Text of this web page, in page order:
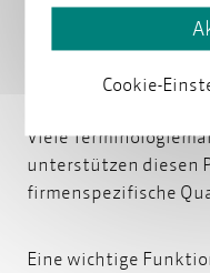
Das Ergebnis einer
Terminologiearbeit
Viele
unterstützen diesen
firmenspezifische
Eine wichtige
Cookie-